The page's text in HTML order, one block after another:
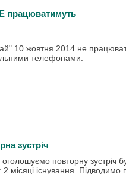
працюватимуть
10 жовтня 2014 не
телефонами:
зустріч
оголошуємо повторну зустріч
: 2 місяці існування Підводимо